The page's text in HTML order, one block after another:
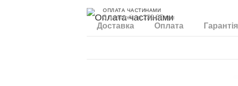
ОПЛАТА ЧАСТИНАМИ
3 платежі по 239.67 грн
Доставка Оплата Гарантія